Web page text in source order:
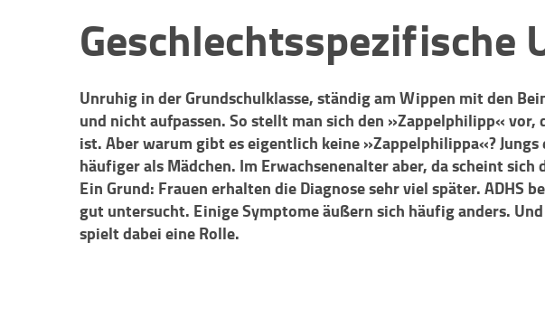
Geschlechtsspezifische
Unruhig in der Grundschulklasse, ständig am Wippen mit den
und nicht aufpassen. So stellt man sich den »Zappelphilipp« vor,
ist. Aber warum gibt es eigentlich keine »Zappelphilippa«? Jungs
häufiger als Mädchen. Im Erwachsenenalter aber, da scheint sich
Ein Grund: Frauen erhalten die Diagnose sehr viel später. ADHS
gut untersucht. Einige Symptome äußern sich häufig anders.
spielt dabei eine Rolle.